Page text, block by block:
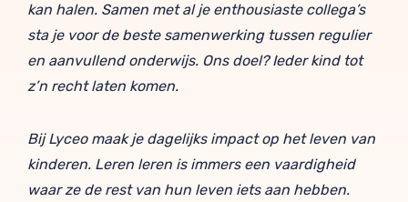
kan halen. Samen met al je enthousiaste collega’s
sta je voor de beste samenwerking tussen regulier
en aanvullend onderwijs. Ons doel? Ieder kind tot
z’n recht laten komen.
Bij Lyceo maak je dagelijks impact op het leven van
kinderen. Leren leren is immers een vaardigheid
waar ze de rest van hun leven iets aan hebben.